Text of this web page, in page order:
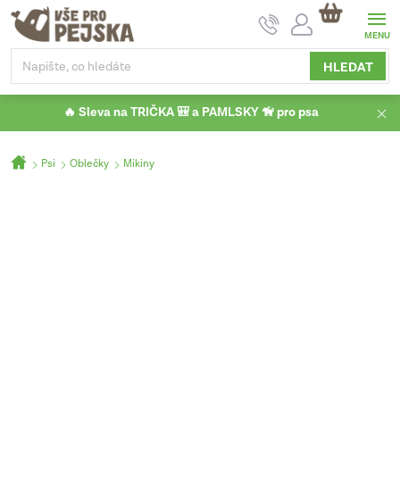
Přejít
obsah
HLEDAT
NÁKUPNÍ
KOŠÍK
🔥 Sleva na TRIČKA 🎒 a PAMLSKY 🦮 pro psa
Domů
Psi Oblečky Mikiny